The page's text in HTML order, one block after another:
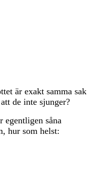
är exakt samma sak
de inte sjunger?
egentligen såna
hur som helst: